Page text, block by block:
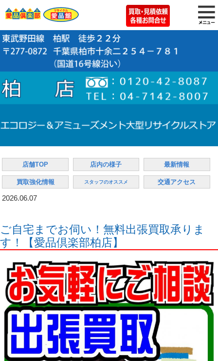
店舗TOP 店内の様子 最新情報
買取強化情報 スタッフのオススメ 交通アクセス
2026.06.07
ご自宅までお伺い！無料出張買取承りま
す！【愛品倶楽部柏店】